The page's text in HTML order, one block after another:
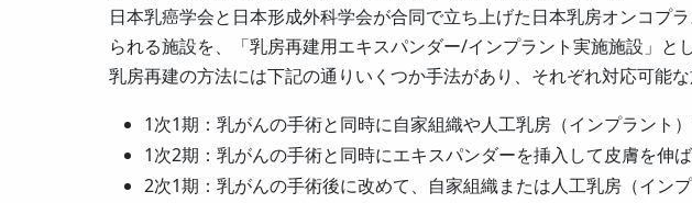
日本乳癌学会と日本形成外科学会が合同で立ち上げた日本乳房オンコプ
られる施設を、「乳房再建用エキスパンダー/インプラント実施施設」と
乳房再建の方法には下記の通りいくつか手法があり、それぞれ対応可能
1次1期：乳がんの手術と同時に自家組織や人工乳房（インプラント
1次2期：乳がんの手術と同時にエキスパンダーを挿入して皮膚を伸
2次1期：乳がんの手術後に改めて、自家組織または人工乳房（イン